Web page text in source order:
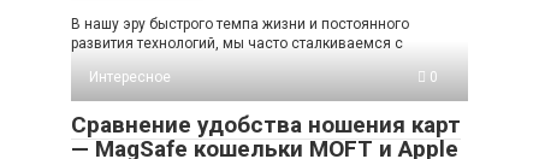
В нашу эру быстрого темпа жизни и постоянного
развития технологий, мы часто сталкиваемся с
Интересное
0
Сравнение удобства ношения карт
— MagSafe кошельки MOFT и Apple